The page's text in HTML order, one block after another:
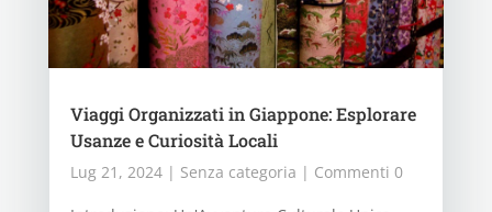
Viaggi Organizzati in Giappone: Esplorare
Usanze e Curiosità Locali
Lug 21, 2024| Senza categoria | Commenti 0